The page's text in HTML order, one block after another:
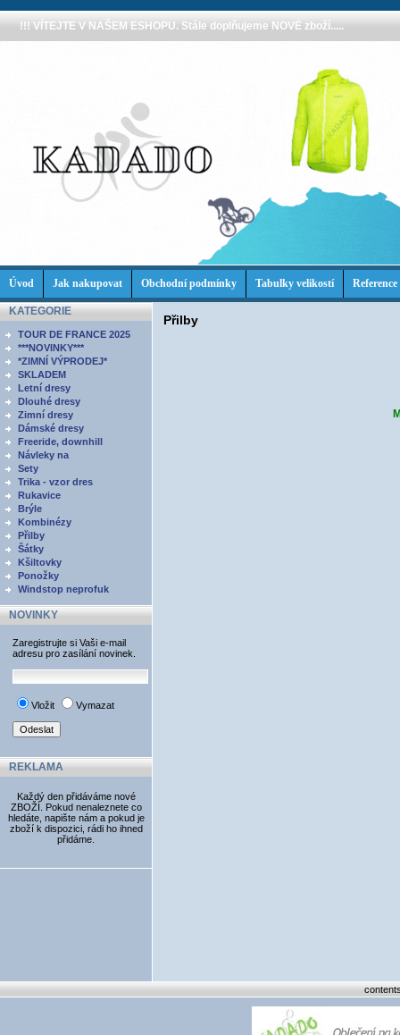
!!! VÍTEJTE V NAŠEM ESHOPU. Stále doplňujeme NOVÉ zboží.....
Úvod Jak nakupovat Obchodní podmínky Tabulky velikostí Reference
KATEGORIE
TOUR DE FRANCE 2025
***NOVINKY***
*ZIMNÍ VÝPRODEJ*
SKLADEM
Letní dresy
Dlouhé dresy
Zimní dresy
Dámské dresy
Freeride, downhill
Návleky na
Sety
Trika - vzor dres
Rukavice
Brýle
Kombinézy
Přilby
Šátky
Kšiltovky
Ponožky
Windstop neprofuk
NOVINKY
Zaregistrujte si Vaši e-mail
adresu pro zasílání novinek.
Vložit Vymazat
REKLAMA
Každý den přidáváme nové
ZBOŽÍ. Pokud nenaleznete co
hledáte, napište nám a pokud je
zboží k dispozici, rádi ho ihned
přidáme.
Přilby